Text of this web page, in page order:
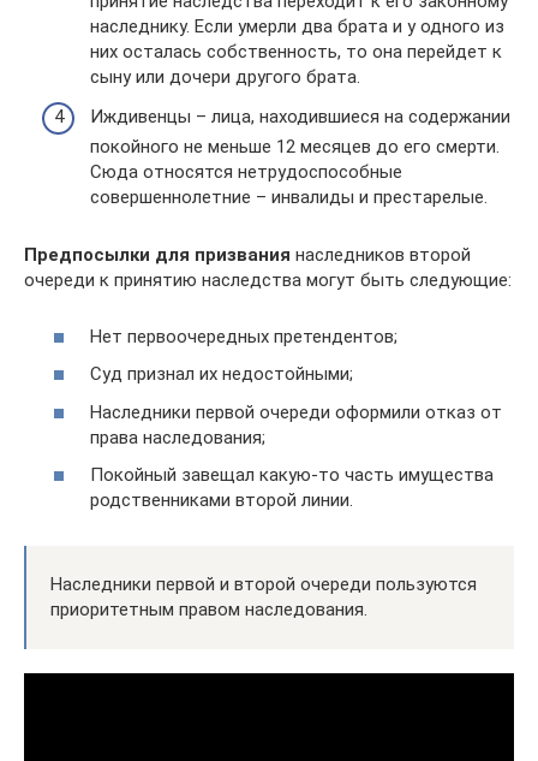
наследнику. Если умерли два брата и у одного из
них осталась собственность, то она перейдет к
сыну или дочери другого брата.
Иждивенцы – лица, находившиеся на содержании
покойного не меньше 12 месяцев до его смерти.
Сюда относятся нетрудоспособные
совершеннолетние – инвалиды и престарелые.
Предпосылки для призвания наследников второй
очереди к принятию наследства могут быть следующие:
Нет первоочередных претендентов;
Суд признал их недостойными;
Наследники первой очереди оформили отказ от
права наследования;
Покойный завещал какую-то часть имущества
родственниками второй линии.
Наследники первой и второй очереди пользуются
приоритетным правом наследования.